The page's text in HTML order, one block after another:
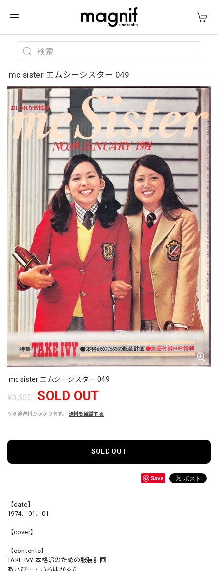
mc sister エムシーシスター 049
mc sister エムシーシスター 049
¥3,500 SOLD OUT
※別途送料がかかります。 送料を確認する
SOLD OUT
Save
【date】
1974．01．01
【cover】
【contents】
TAKE IVY 本格派のための服装計画
あいびー・いろはかるた